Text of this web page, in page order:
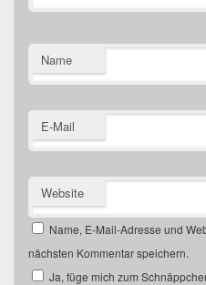
Name
E-Mail
Website
Name, E-Mail-Adresse und
nächsten Kommentar speichern.
Ja, füge mich zum